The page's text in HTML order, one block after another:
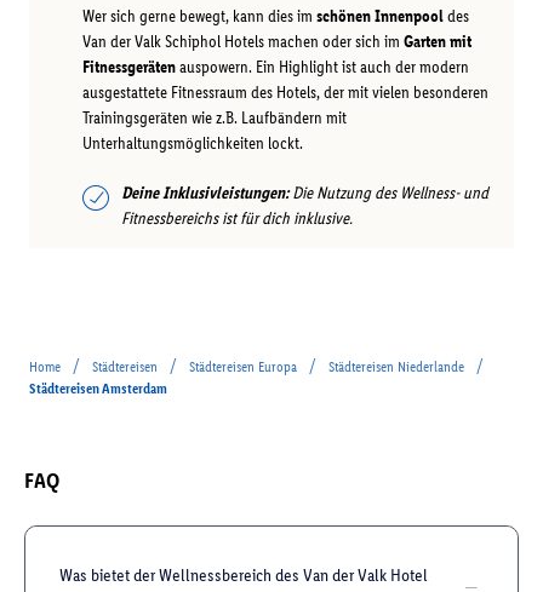
Wer sich gerne bewegt, kann dies im schönen Innenpooldes
Van der Valk Schiphol Hotels machen oder sich im Garten mit
Fitnessgerätenauspowern. Ein Highlight ist auch der modern
ausgestattete Fitnessraum des Hotels, der mit vielen besonderen
Trainingsgeräten wie z.B. Laufbändern mit
Unterhaltungsmöglichkeiten lockt.
Deine Inklusivleistungen:Die Nutzung des Wellness- und
Fitnessbereichs ist für dich inklusive.
Home / Städtereisen / Städtereisen Europa / Städtereisen Niederlande /
Städtereisen Amsterdam
FAQ
Was bietet der Wellnessbereich des Van der Valk Hotel